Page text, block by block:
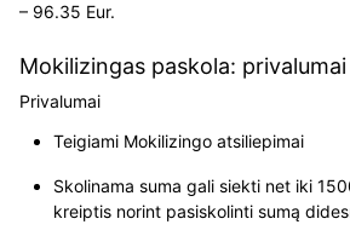
– 96.35 Eur.
Mokilizingas paskola:
Privalumai
Teigiami Mokilizingo atsiliepimai
Skolinama suma gali siekti net iki
kreiptis norint pasiskolinti sumą